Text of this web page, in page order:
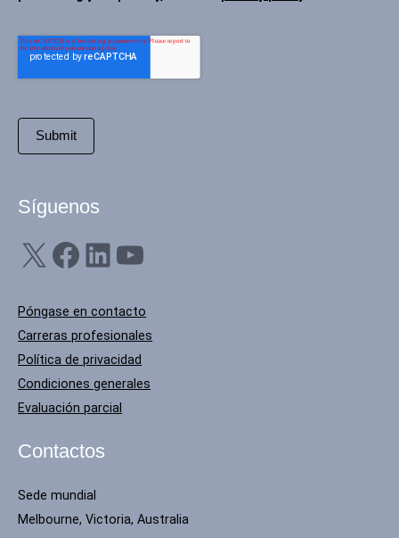
Síguenos
X Facebook LinkedIn YouTube
Póngase en contacto
Carreras profesionales
Política de privacidad
Condiciones generales
Evaluación parcial
Contactos
Sede mundial
Melbourne, Victoria, Australia